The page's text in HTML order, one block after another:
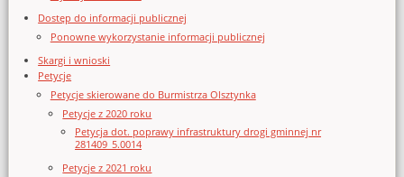
Dostęp do informacji publicznej
Ponowne wykorzystanie informacji publicznej
Skargi i wnioski
Petycje
Petycje skierowane do Burmistrza Olsztynka
Petycje z 2020 roku
Petycja dot. poprawy infrastruktury drogi gminnej nr
281409_5.0014
Petycje z 2021 roku